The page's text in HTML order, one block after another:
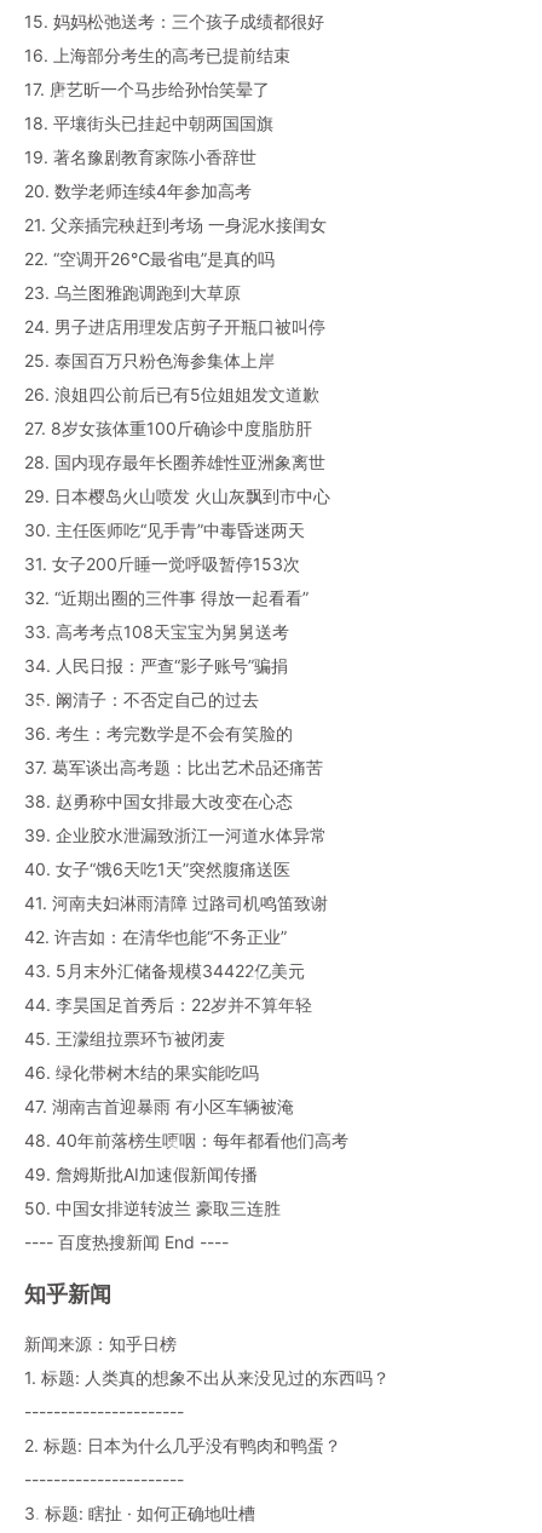
15. 妈妈松弛送考：三个孩子成绩都很好
16. 上海部分考生的高考已提前结束
17. 唐艺昕一个马步给孙怡笑晕了
18. 平壤街头已挂起中朝两国国旗
19. 著名豫剧教育家陈小香辞世
20. 数学老师连续4年参加高考
21. 父亲插完秧赶到考场 一身泥水接闺女
22. “空调开26℃最省电”是真的吗
23. 乌兰图雅跑调跑到大草原
24. 男子进店用理发店剪子开瓶口被叫停
25. 泰国百万只粉色海参集体上岸
26. 浪姐四公前后已有5位姐姐发文道歉
27. 8岁女孩体重100斤确诊中度脂肪肝
28. 国内现存最年长圈养雄性亚洲象离世
29. 日本樱岛火山喷发 火山灰飘到市中心
30. 主任医师吃“见手青”中毒昏迷两天
31. 女子200斤睡一觉呼吸暂停153次
32. “近期出圈的三件事 得放一起看看”
33. 高考考点108天宝宝为舅舅送考
34. 人民日报：严查“影子账号”骗捐
35. 阚清子：不否定自己的过去
36. 考生：考完数学是不会有笑脸的
37. 葛军谈出高考题：比出艺术品还痛苦
38. 赵勇称中国女排最大改变在心态
39. 企业胶水泄漏致浙江一河道水体异常
40. 女子“饿6天吃1天”突然腹痛送医
41. 河南夫妇淋雨清障 过路司机鸣笛致谢
42. 许吉如：在清华也能“不务正业”
43. 5月末外汇储备规模34422亿美元
44. 李昊国足首秀后：22岁并不算年轻
45. 王濛组拉票环节被闭麦
46. 绿化带树木结的果实能吃吗
47. 湖南吉首迎暴雨 有小区车辆被淹
48. 40年前落榜生哽咽：每年都看他们高考
49. 詹姆斯批AI加速假新闻传播
50. 中国女排逆转波兰 豪取三连胜
---- 百度热搜新闻 End ----
知乎新闻
新闻来源：知乎日榜
1. 标题: 人类真的想象不出从来没见过的东西吗？
----------------------
2. 标题: 日本为什么几乎没有鸭肉和鸭蛋？
----------------------
3. 标题: 瞎扯 · 如何正确地吐槽